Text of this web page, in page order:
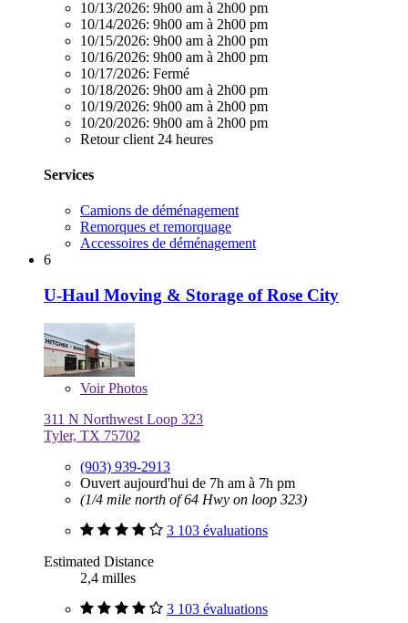
10/13/2026: 9h00 am à 2h00 pm
10/14/2026: 9h00 am à 2h00 pm
10/15/2026: 9h00 am à 2h00 pm
10/16/2026: 9h00 am à 2h00 pm
10/17/2026: Fermé
10/18/2026: 9h00 am à 2h00 pm
10/19/2026: 9h00 am à 2h00 pm
10/20/2026: 9h00 am à 2h00 pm
Retour client 24 heures
Services
Camions de déménagement
Remorques et remorquage
Accessoires de déménagement
6
U-Haul Moving & Storage of Rose City
VoirPhotos
311 N Northwest Loop 323
Tyler, TX 75702
(903) 939-2913
Ouvert aujourd'hui de 7h am à 7h pm
(1/4 mile north of 64 Hwy on loop 323)
3 103 évaluations
Estimated Distance
2,4 milles
3 103 évaluations